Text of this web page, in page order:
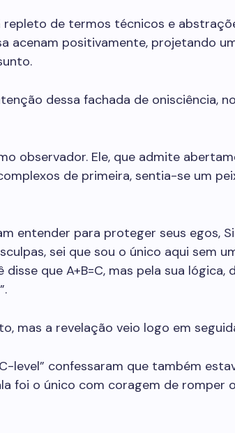
repleto de termos técnicos e
acenam positivamente, projetando
dessa fachada de onisciência,
observador. Ele, que admite
de primeira, sentia-se um
entender para proteger seus egos,
sei que sou o único aqui sem
que A+B=C, mas pela sua lógica,
mas a revelação veio logo em
level” confessaram que também
foi o único com coragem de romper